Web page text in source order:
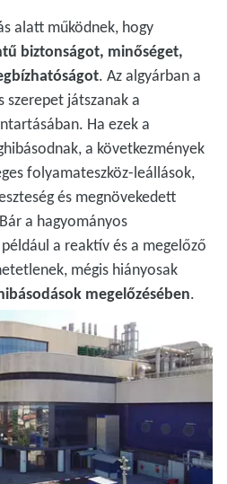
alatt működnek, hogy
biztonságot, minőséget,
. Az algyárban a
szerepet játszanak a
Ha ezek a
a következmények
folyamateszköz-leállások,
és megnövekedett
a hagyományos
a reaktív és a megelőző
mégis hiányosak
megelőzésében.